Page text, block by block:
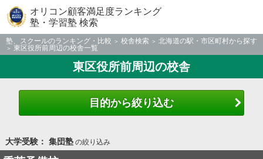
オリコン顧客満足度ランキング
塾・学習塾 検索
塾、スクールのランキング・比較 校舎検索
北海道の駅・市区町村から探す
東区役所前周辺の校舎一覧
東区役所前周辺の校舎
目的から絞り込む
大学受験： 集団塾の絞り込み